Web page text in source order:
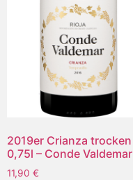
2019er Crianza trocken
0,75l – Conde Valdemar
11,90 €